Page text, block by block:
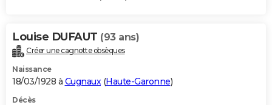
Louise DUFAUT (93 ans)
Créer une cagnotte obsèques
Naissance
18/03/1928 à Cugnaux (Haute-Garonne)
Décès